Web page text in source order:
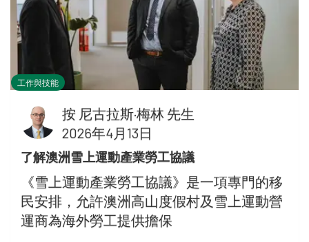
工作與技能
按 尼古拉斯·梅林 先生
2026年4月13日
了解澳洲雪上運動產業勞工協議
《雪上運動產業勞工協議》是一項專門的移
民安排，允許澳洲高山度假村及雪上運動營
運商為海外勞工提供擔保